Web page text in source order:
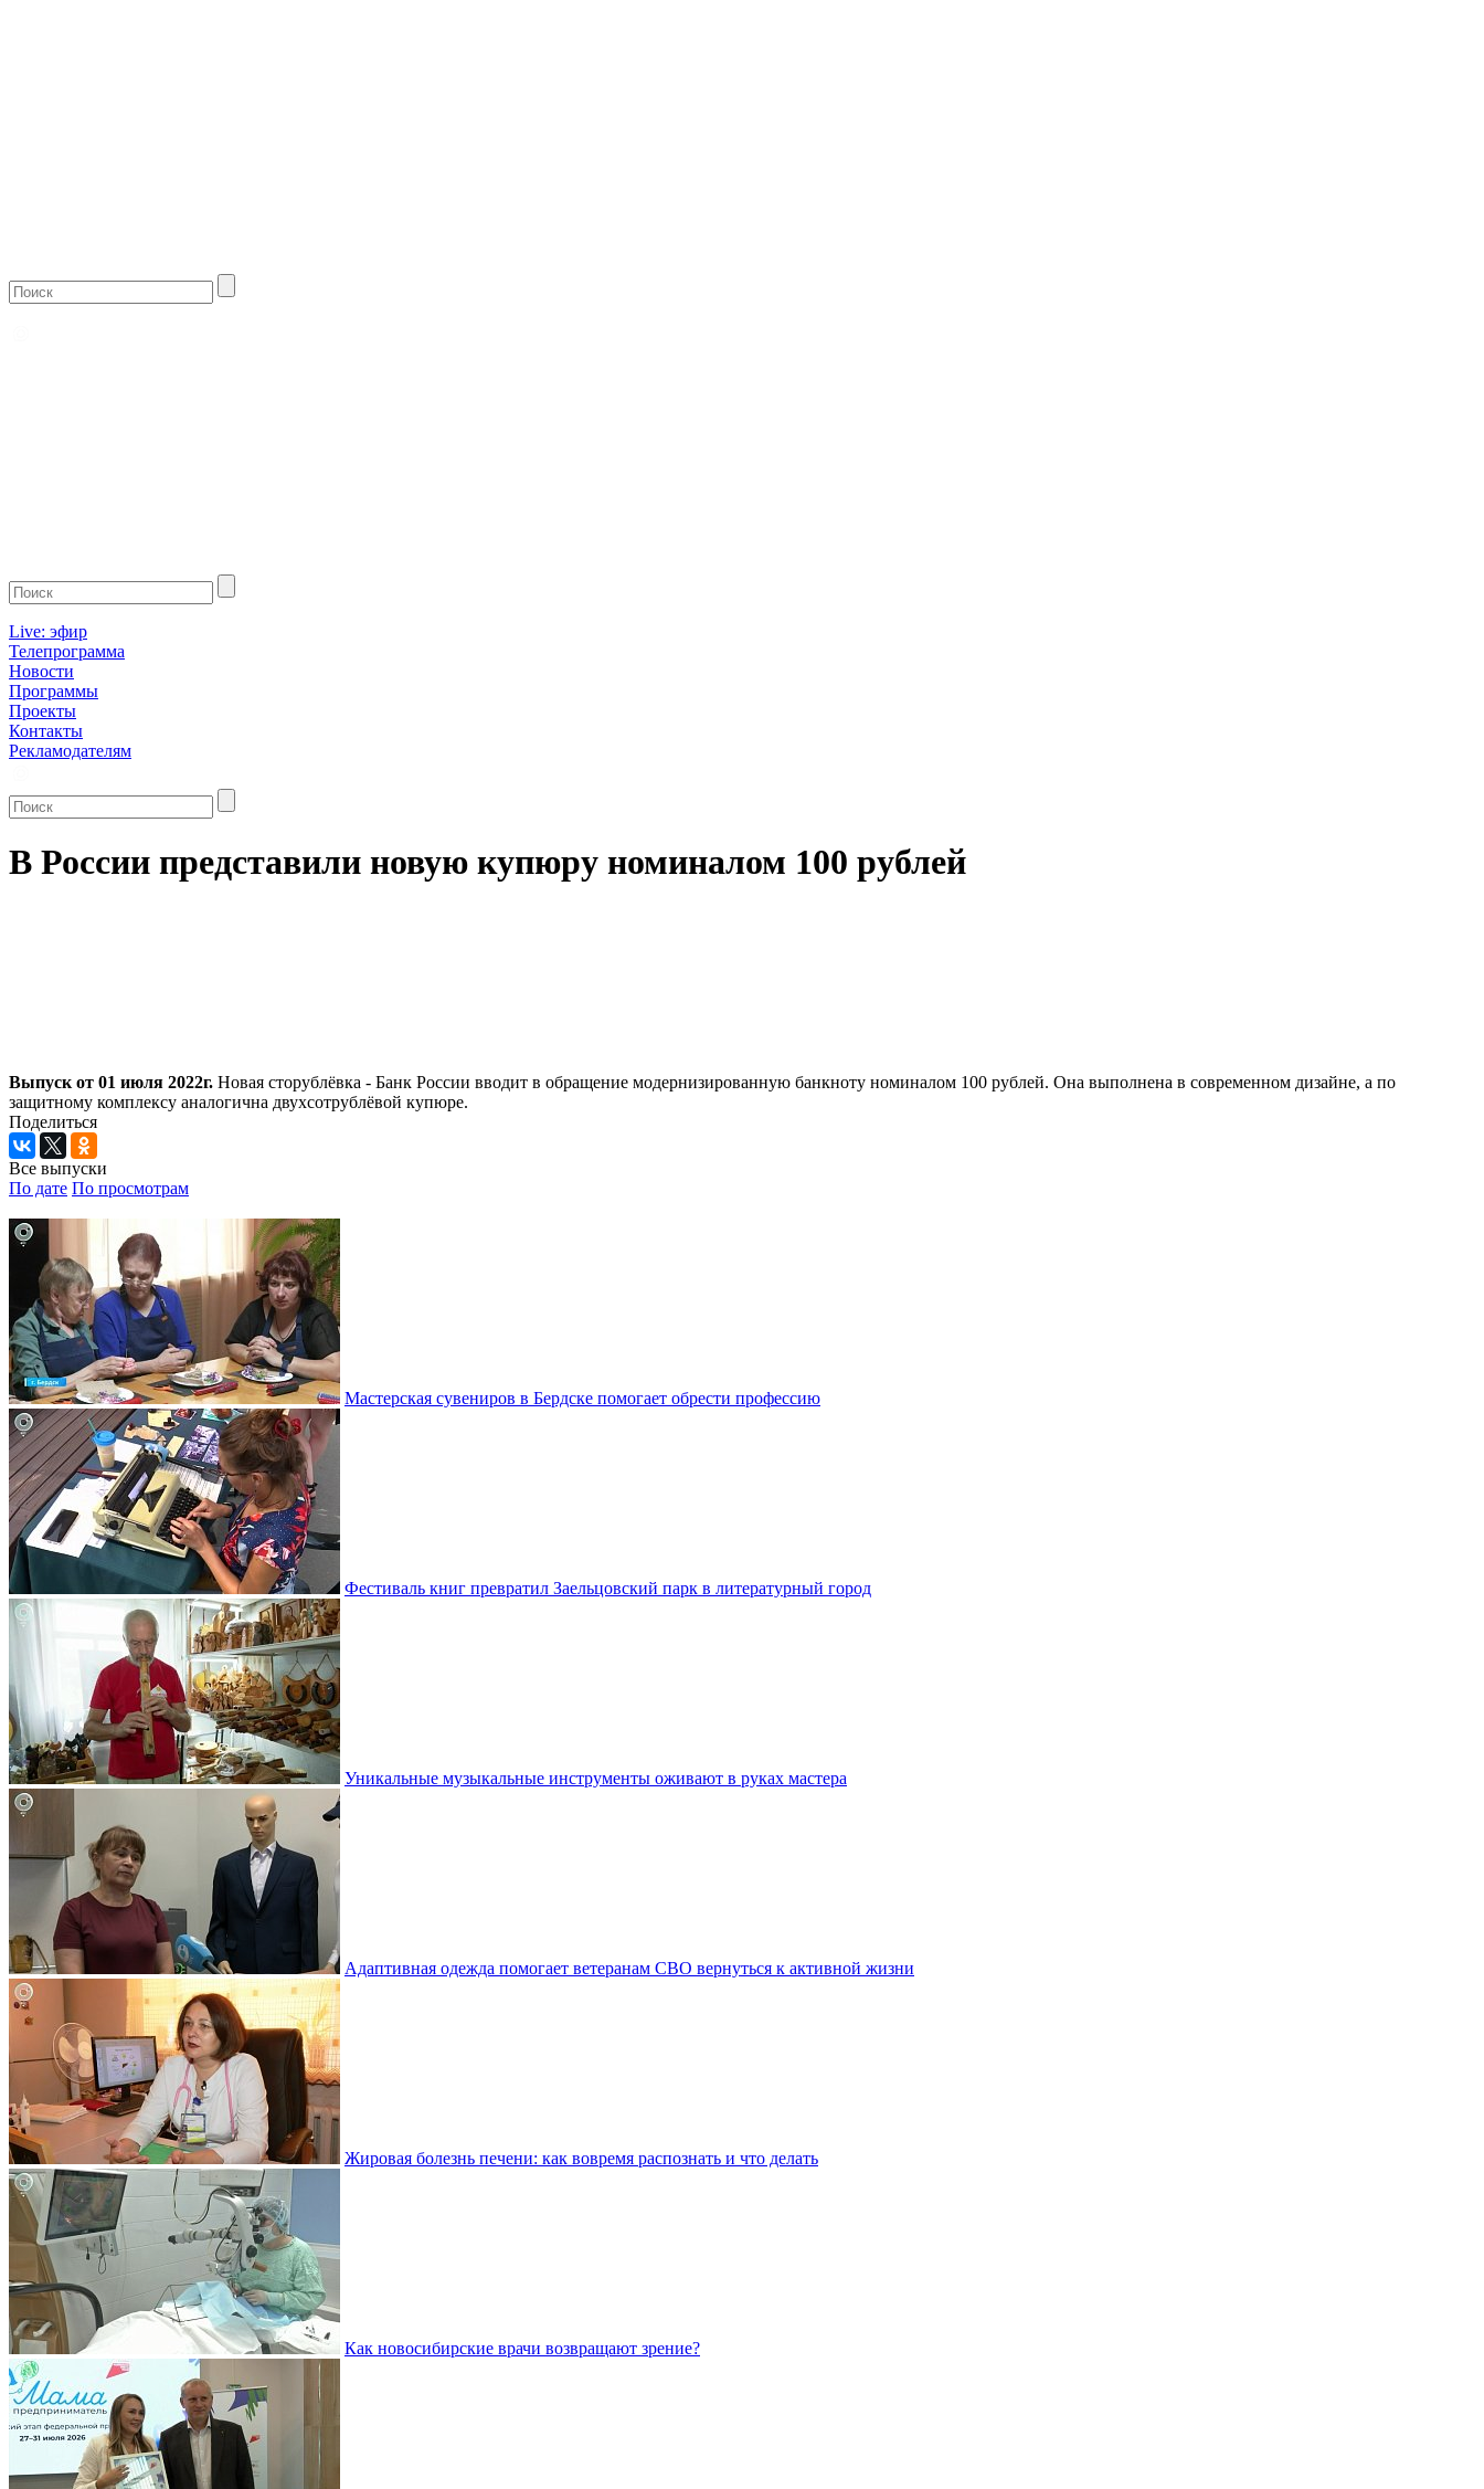
Live: эфир
Телепрограмма
Новости
Программы
Проекты
Контакты
Рекламодателям
В России представили новую купюру номиналом 100 рублей
Выпуск от 01 июля 2022г. Новая сторублёвка - Банк России вводит в обращение модернизированную банкноту номиналом 100 рублей. Она выполнена в современном дизайне, а по
защитному комплексу аналогична двухсотрублёвой купюре.
Поделиться
Все выпуски
По дате По просмотрам
Мастерская сувениров в Бердске помогает обрести профессию
Фестиваль книг превратил Заельцовский парк в литературный город
Уникальные музыкальные инструменты оживают в руках мастера
Адаптивная одежда помогает ветеранам СВО вернуться к активной жизни
Жировая болезнь печени: как вовремя распознать и что делать
Как новосибирские врачи возвращают зрение?